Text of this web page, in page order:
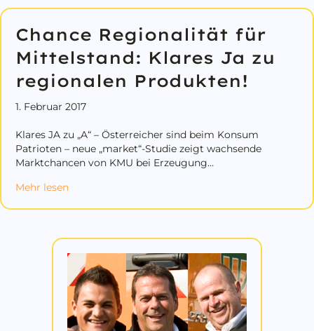
Chance Regionalität für
Mittelstand: Klares Ja zu
regionalen Produkten!
1. Februar 2017
Klares JA zu „A“ – Österreicher sind beim Konsum
Patrioten – neue „market“-Studie zeigt wachsende
Marktchancen von KMU bei Erzeugung…
Mehr lesenabout Chance Regionalität für Mittelstand: